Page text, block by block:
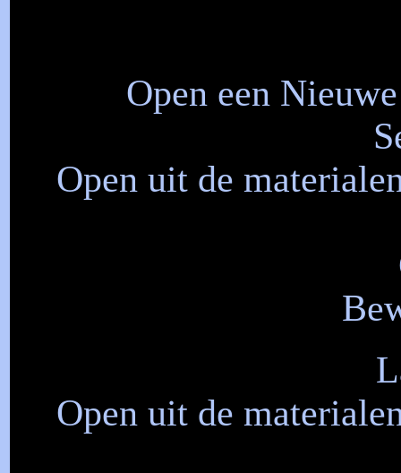
Open een
Open uit de
Open uit de